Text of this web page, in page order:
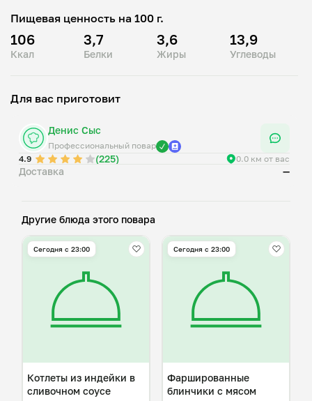
Пищевая ценность на 100 г.
106
Ккал
3,7
Белки
3,6
Жиры
13,9
Углеводы
Для вас приготовит
Денис Сыс
Профессиональный повар
4.9
(225) 0.0 км от вас
Доставка —
Другие блюда этого повара
Сегодня с 23:00
Котлеты из индейки в
сливочном соусе
Сегодня с 23:00
Фаршированные
блинчики с мясом